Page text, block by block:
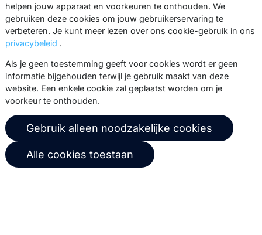
Tarieven
Marketing Suite tarieven
MailerQ tarieven
Support
Partnernetwerk
Trainingen
Stuur een ticket
Over ons
Copernica-nieuws
Carrière bij Copernica
Copernica BV
De Ruijterkade 112
1011 AB
helpen jouw apparaat en voorkeuren te onthouden. We
gebruiken deze cookies om jouw gebruikerservaring te
verbeteren. Je kunt meer lezen over ons cookie-gebruik in ons
privacybeleid .
Als je geen toestemming geeft voor cookies wordt er geen
informatie bijgehouden terwijl je gebruik maakt van deze
website. Een enkele cookie zal geplaatst worden om je
voorkeur te onthouden.
Gebruik alleen noodzakelijke cookies
Alle cookies toestaan